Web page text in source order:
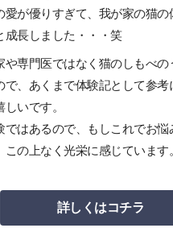
愛が優りすぎて、我が家の猫の
成長しました・・・笑
や専門医ではなく猫のしもべの
で、あくまで体験記として参考
しいです。
ではあるので、もしこれでお悩
この上なく光栄に感じています。
詳しくはコチラ